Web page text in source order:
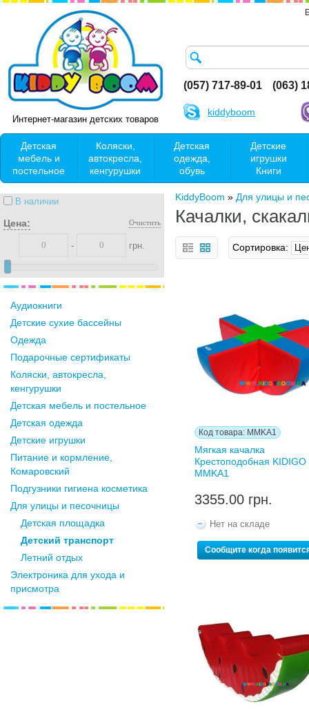
Интернет-магазин детских товаров
(057) 717-89-01 (063)
kiddyboom
Детская
мебель и
постельное
Коляски,
автокресла,
кенгурушки
Детская
одежда,
обувь
Детские
игрушки
Книги
В наличии
Очистить
Цена:
- грн.
Аудиокниги
Детские сухие бассейны
Одежда
Подарочные сертификаты
Коляски, автокресла,
кенгурушки
Детская мебель и постельное
Детская одежда
Детские игрушки
Питание и кормление,
Комаровский
Подгузники гигиена косметика
Для улицы и песочницы
Детская площадка
Детский транспорт
Летний отдых
Электроника для ухода и
присмотра
KiddyBoom » Для улицы и
Качалки,
Сортировка:
Код товара: MMKA1
Мягкая качалка
Крестоподобная KIDIGO
MMKA1
3355.00 грн.
Нет на складе
Сообщите когда